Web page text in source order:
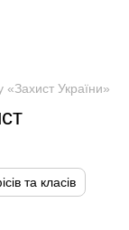
«Захист України»
та класів